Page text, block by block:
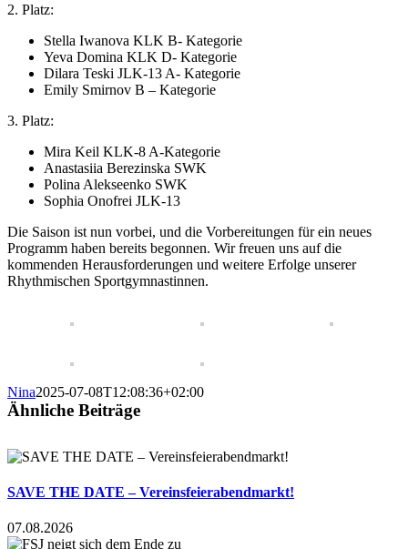
2. Platz:
Stella Iwanova KLK B- Kategorie
Yeva Domina KLK D- Kategorie
Dilara Teski JLK-13 A- Kategorie
Emily Smirnov B – Kategorie
3. Platz:
Mira Keil KLK-8 A-Kategorie
Anastasiia Berezinska SWK
Polina Alekseenko SWK
Sophia Onofrei JLK-13
Die Saison ist nun vorbei, und die Vorbereitungen für ein neues
Programm haben bereits begonnen. Wir freuen uns auf die
kommenden Herausforderungen und weitere Erfolge unserer
Rhythmischen Sportgymnastinnen.
Nina2025-07-08T12:08:36+02:00
Ähnliche Beiträge
SAVE THE DATE – Vereinsfeierabendmarkt!
07.08.2026